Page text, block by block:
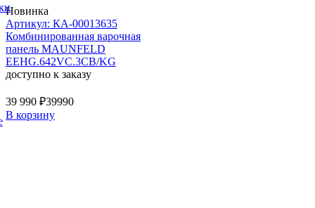
Новинка
Артикул: КА-00013635
Комбинированная варочная
панель MAUNFELD
EEHG.642VC.3CB/KG
доступно к заказу
39 990 ₽39990
В корзину